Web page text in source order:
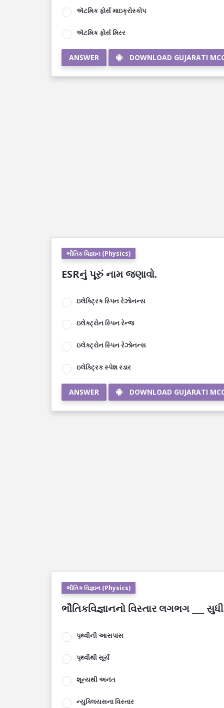
ઍટમિક ફોર્સ માઇક્રોસ્કોપ
ઍટમિક ફોર્સ મિરર
ANSWER DOWNLOAD GUJARATI
ભૌતિક વિજ્ઞાન (Physics)
ESRનું પૂરું નામ જણાવો.
ઇલેક્ટ્રિક સ્પિન રેઝોનન્સ
ઇલેક્ટ્રોન સ્પિન રેન્જ
ઇલેક્ટ્રોન સ્પિન રેઝોનન્સ
ઇલેક્ટ્રિક સ્પેશ રડાર
ANSWER DOWNLOAD GUJARATI
ભૌતિક વિજ્ઞાન (Physics)
ભૌતિકવિજ્ઞાનનો વિસ્તાર લગભગ ___
પૃથ્વીની આસપાસ
પૃથ્વીથી સૂર્ય
શૂન્યથી અનંત
ન્યુક્લિયસના વિસ્તાર